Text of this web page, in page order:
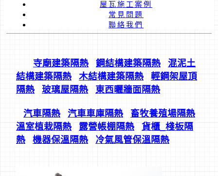
屋瓦施工案例
常見問題
聯絡我們
寺廟建築隔熱 鋼結構建築隔熱
混泥土
結構建築隔熱
木結構建築隔熱
輕鋼架屋頂
隔熱
玻璃屋隔熱 東西曬牆面隔熱
汽車隔熱 汽車車庫隔熱
畜牧養殖場隔熱
溫室植栽隔熱
露營帳棚隔熱 貨櫃_ 棧板隔
熱
機器保溫隔熱 冷氣風管保溫隔熱